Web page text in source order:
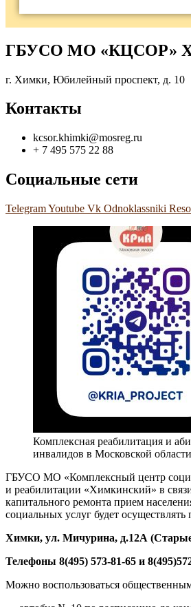
ГБУСО МО «КЦСОР»
г. Химки, Юбилейный проспект, д. 10
Контакты
kcsor.khimki@mosreg.ru
+ 7 495 575 22 88
Социальные сети
TelegramYoutube Vk Odnoklassniki
Комплексная реабилитация и
инвалидов в Московской области
ГБУСО МО «Комплексный центр
и реабилитации «Химкинский» в
капитального ремонта прием
социальных услуг будет осуществлять
Химки, ул. Мичурина, д.12А
Телефоны 8(495) 573-81-65 и
Можно воспользоваться